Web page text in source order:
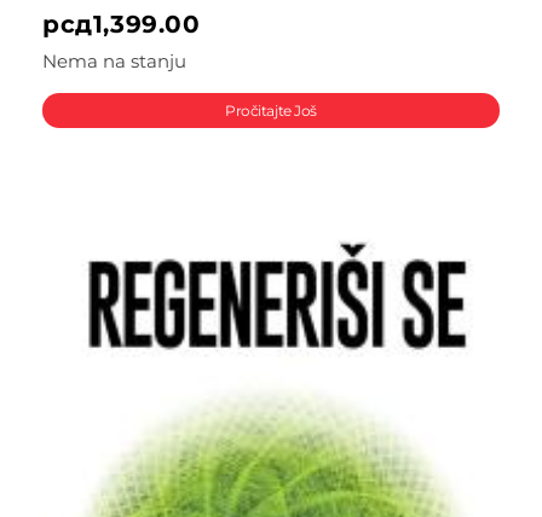
рсд1,399.00
Nema na stanju
Pročitajte Još